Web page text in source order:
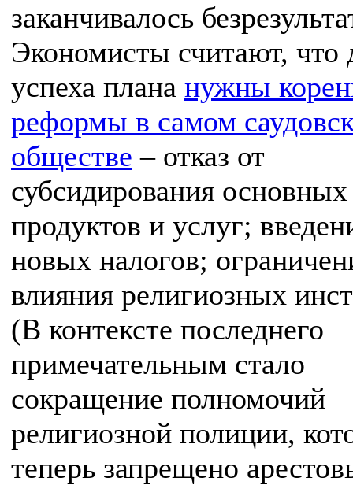
заканчивалось
Экономисты считают, что
успеха плана нужны
реформы в самом
обществе – отказ от
субсидирования основных
продуктов и услуг;
новых налогов;
влияния религиозных
(В контексте последнего
примечательным стало
сокращение полномочий
религиозной полиции,
теперь запрещено